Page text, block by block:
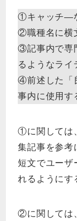
①キャッチ―
②職種名に横
③記事内で専
るようなライ
④前述した「
事内に使用す
①に関しては
集記事を参考
短文でユーザ
れるようにす
②に関しては